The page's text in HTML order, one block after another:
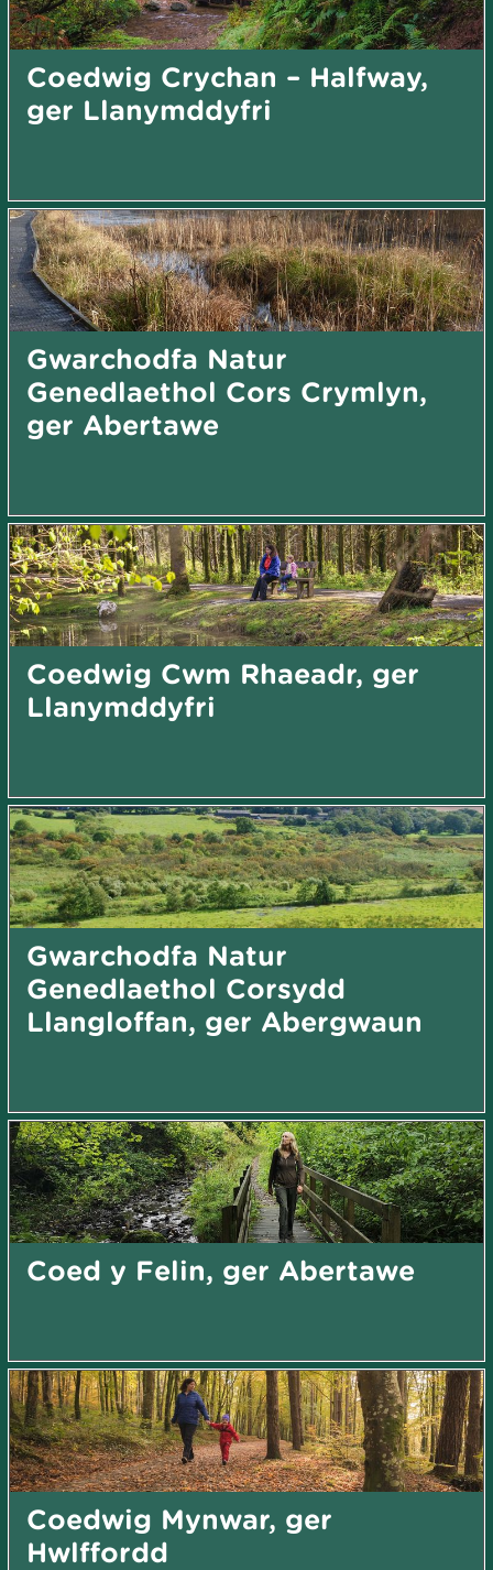
Coedwig Crychan – Halfway,
ger Llanymddyfri
Gwarchodfa Natur
Genedlaethol Cors Crymlyn,
ger Abertawe
Coedwig Cwm Rhaeadr, ger
Llanymddyfri
Gwarchodfa Natur
Genedlaethol Corsydd
Llangloffan, ger Abergwaun
Coed y Felin, ger Abertawe
Coedwig Mynwar, ger
Hwlffordd